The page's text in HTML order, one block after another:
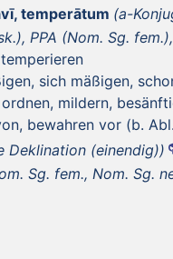
temperātum (a-
PPA (Nom. Sg.
sich mäßigen,
mildern,
bewahren vor (b.
Deklination (einendig))
Sg. fem., Nom. Sg.